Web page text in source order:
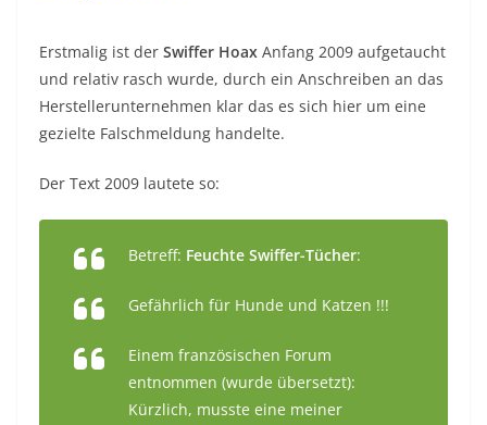
Erstmalig ist der Swiffer Hoax Anfang 2009 aufgetaucht
und relativ rasch wurde, durch ein Anschreiben an das
Herstellerunternehmen klar das es sich hier um eine
gezielte Falschmeldung handelte.
Der Text 2009 lautete so:
Betreff: Feuchte Swiffer-Tücher:
Gefährlich für Hunde und Katzen !!!
Einem französischen Forum
entnommen (wurde übersetzt):
Kürzlich, musste eine meiner